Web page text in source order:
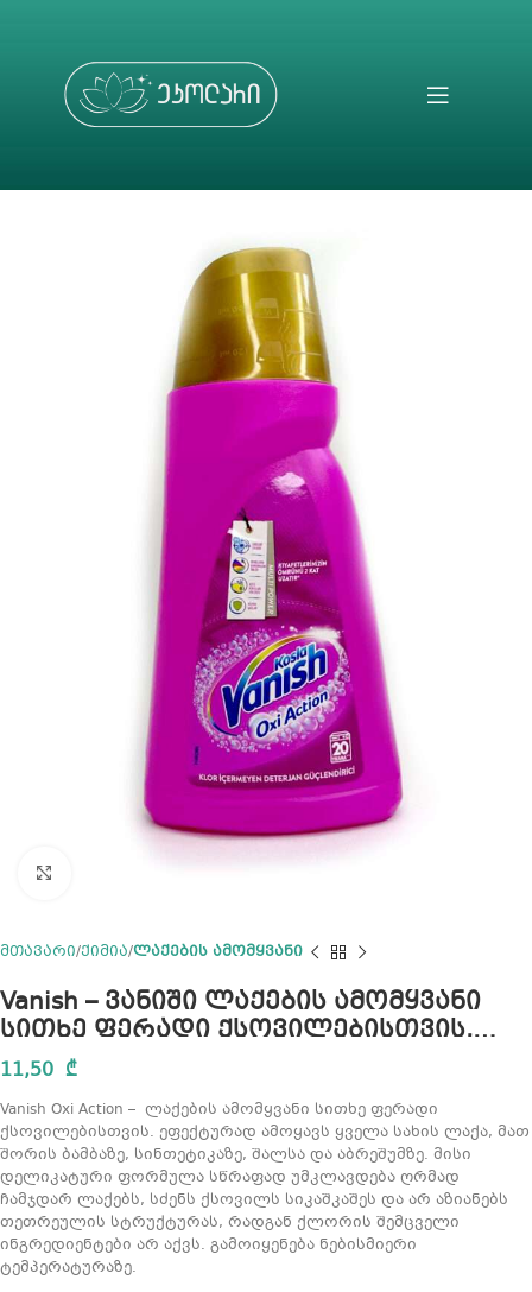
მთავარი ქიმია ლაქების ამომყვანი
Vanish – ვანიში ლაქების ამომყვანი
სითხე ფერადი ქსოვილებისთვის,
1000 მლ.
11,50 ₾
Vanish Oxi Action – ლაქების ამომყვანი სითხე ფერადი
ქსოვილებისთვის. ეფექტურად ამოყავს ყველა სახის ლაქა, მათ
შორის ბამბაზე, სინთეტიკაზე, შალსა და აბრეშუმზე. მისი
დელიკატური ფორმულა სწრაფად უმკლავდება ღრმად
ჩამჯდარ ლაქებს, სძენს ქსოვილს სიკაშკაშეს და არ აზიანებს
თეთრეულის სტრუქტურას, რადგან ქლორის შემცველი
ინგრედიენტები არ აქვს. გამოიყენება ნებისმიერი
ტემპერატურაზე.